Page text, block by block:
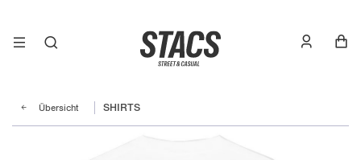
Übersicht SHIRTS